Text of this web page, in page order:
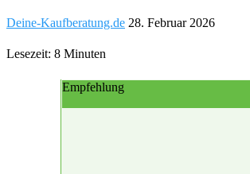
Deine-Kaufberatung.de 28. Februar 2026
Lesezeit: 8 Minuten
Empfehlung